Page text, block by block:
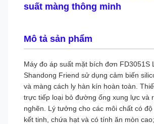
suất màng thông minh
Mô tả sản phẩm
Máy đo áp suất mặt bích đơn FD3051S
Shandong Friend sử dụng cảm biến
và màng cách ly hàn kín hoàn toàn.
trực tiếp loại bỏ đường ống xung lực và
nghẽn. Lý tưởng cho các môi chất có
kết tinh, chứa hạt và có tính ăn mòn